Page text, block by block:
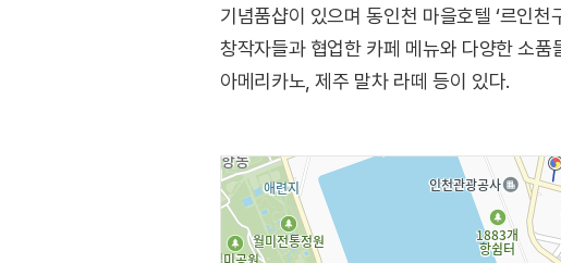
기념품샵이 있으며 동인천 마을호텔 ‘르인
창작자들과 협업한 카페 메뉴와 다양한 소품
아메리카노, 제주 말차 라떼 등이 있다.